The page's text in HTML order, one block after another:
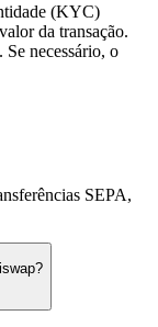
(KYC)
da transação.
necessário, o
SEPA,